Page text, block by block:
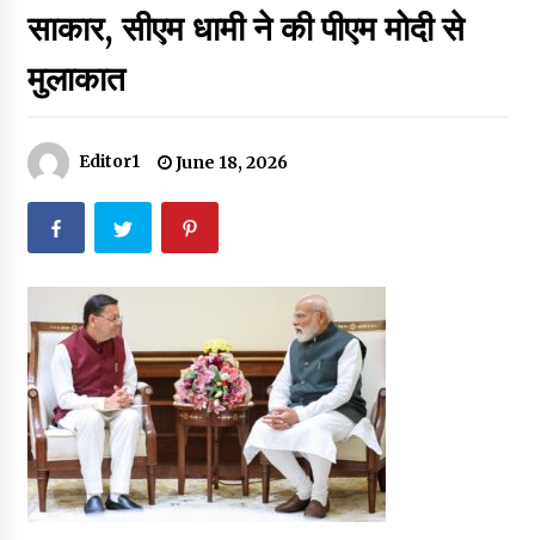
September 6, 2023
Thought Of The Day 17 May
May 17, 2022
Thought Of The Day 16 May
May 16, 2022
Thought Of The Day 14 May
May 14, 2022
साकार, सीएम धामी ने की पीएम मोदी से
मुलाकात
Editor1 June 18, 2026